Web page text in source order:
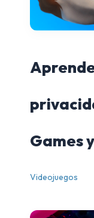
Games
Videojuegos